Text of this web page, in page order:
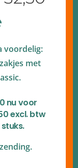
voordelig:
met
nu voor
excl. btw